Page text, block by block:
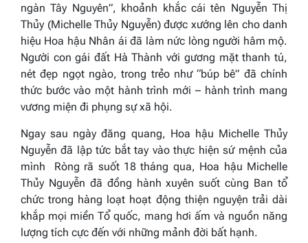
ngàn Tây Nguyên”, khoảnh khắc cái tên Nguyễn Thị
Thủy (Michelle Thủy Nguyễn) được xướng lên cho danh
hiệu Hoa hậu Nhân ái đã làm nức lòng người hâm mộ.
Người con gái đất Hà Thành với gương mặt thanh tú,
nét đẹp ngọt ngào, trong trẻo như “búp bê” đã chính
thức bước vào một hành trình mới – hành trình mang
vương miện đi phụng sự xã hội.
Ngay sau ngày đăng quang, Hoa hậu Michelle Thủy
Nguyễn đã lập tức bắt tay vào thực hiện sứ mệnh của
mình Ròng rã suốt 18 tháng qua, Hoa hậu Michelle
Thủy Nguyễn đã đồng hành xuyên suốt cùng Ban tổ
chức trong hàng loạt hoạt động thiện nguyện trải dài
khắp mọi miền Tổ quốc, mang hơi ấm và nguồn năng
lượng tích cực đến với những mảnh đời bất hạnh.